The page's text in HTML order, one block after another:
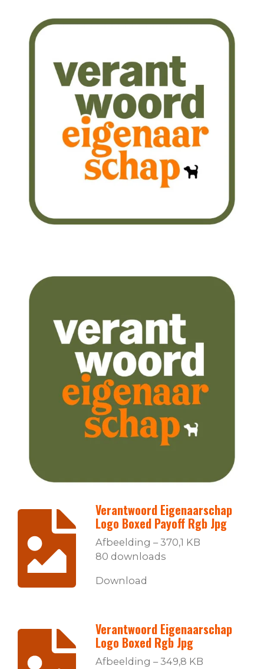
Verantwoord Eigenaarschap
Logo Boxed Payoff Rgb Jpg
Afbeelding – 370,1 KB
80 downloads
Download
Verantwoord Eigenaarschap
Logo Boxed Rgb Jpg
Afbeelding – 349,8 KB